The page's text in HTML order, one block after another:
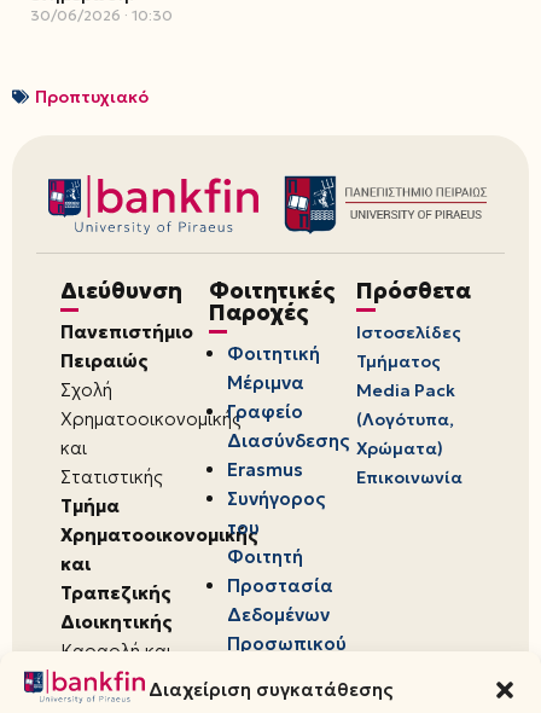
Διαχείριση συγκατάθεσης
30/06/2026 10:30
Προπτυχιακό
Διεύθυνση
Πανεπιστήμιο
Πειραιώς
Σχολή
Χρηματοοικονομικής
και
Στατιστικής
Τμήμα
Χρηματοοικονομικής
και
Τραπεζικής
Διοικητικής
Καραολή και
Δημητρίου 80,
Φοιτητικές
Παροχές
Φοιτητική
Μέριμνα
Γραφείο
Διασύνδεσης
Erasmus
Συνήγορος
του
Φοιτητή
Προστασία
Δεδομένων
Προσωπικού
Πρόσθετα
Ιστοσελίδες
Τμήματος
Media Pack
(Λογότυπα,
Χρώματα)
Επικοινωνία